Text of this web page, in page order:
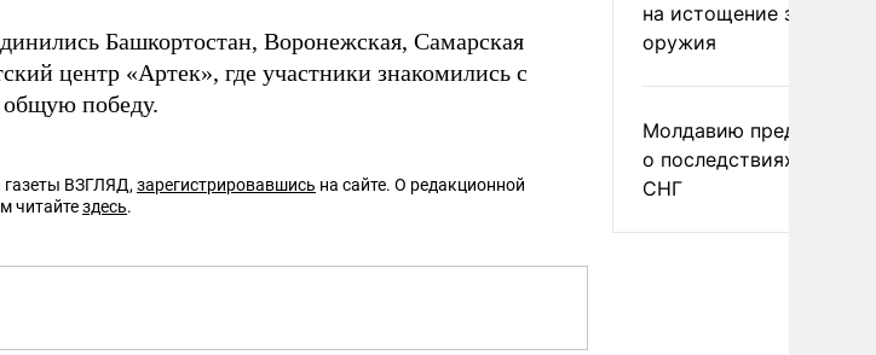
Башкортостан, Воронежская, Самарская
центр «Артек», где участники знакомились с
общую победу.
ВЗГЛЯД, зарегистрировавшись на сайте. О редакционной
читайтездесь.
на истощение запасов
оружия
Молдавию
о последствиях выхода
СНГ